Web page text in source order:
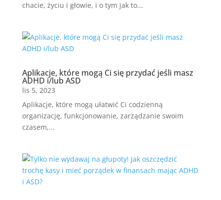
chacie, życiu i głowie, i o tym jak to...
Aplikacje, które mogą Ci się przydać jeśli masz
ADHD i/lub ASD
lis 5, 2023
Aplikacje, które mogą ułatwić Ci codzienną
organizację, funkcjonowanie, zarządzanie swoim
czasem,...